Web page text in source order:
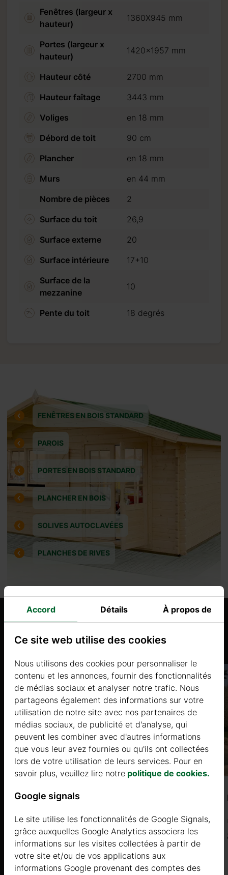
Fenêtres (largeur x
hauteur)
1360X945 mm
Portes (largeur x
hauteur)
1420x1957 mm
Hauteur côté
2700 mm
Hauteur faîtage
3443 mm
Voliges
en 18 mm
Débord de toit
90 cm
Plancher
en 18 mm
Murs
en 44 mm
Nombre de pièces
2
Surface du toit
26,9
Surface externe
20
Surface intérieure
17+10
Surface de la
mezzanine
10
Pente du toit 18 degrés
FENÊTRES EN BOIS STANDARD
PAROIS
PORTES EN BOIS STANDARD
PLANCHER EN BOIS
SOLIVES AUTOCLAVÉES
PLANCHES DE RIVES
Produits similaires
ALIOPSIS (44mm) 5.5 x 3.6m, 20㎡
Prix à partir de
6795 €
Plus d'informations
ou virement
que nous n’acceptons
sur “Procéder au
Accord Détails À propos de
Ce site web utilise des cookies
Nous utilisons des cookies pour personnaliser le
contenu et les annonces, fournir des fonctionnalités
de médias sociaux et analyser notre trafic. Nous
partageons également des informations sur votre
utilisation de notre site avec nos partenaires de
médias sociaux, de publicité et d'analyse, qui
peuvent les combiner avec d'autres informations
que vous leur avez fournies ou qu'ils ont collectées
lors de votre utilisation de leurs services. Pour en
savoir plus, veuillez lire notre politique de cookies.
Google signals
Le site utilise les fonctionnalités de Google Signals,
grâce auxquelles Google Analytics associera les
informations sur les visites collectées à partir de
votre site et/ou de vos applications aux
informations Google provenant des comptes des